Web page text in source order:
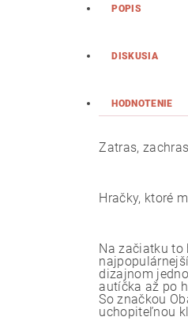
POPIS
DISKUSIA
HODNOTENIE
Zatras,
Hračky, ktoré
Na začiatku to
dizajnom
autíčka až po
So značkou
uchopiteľnou